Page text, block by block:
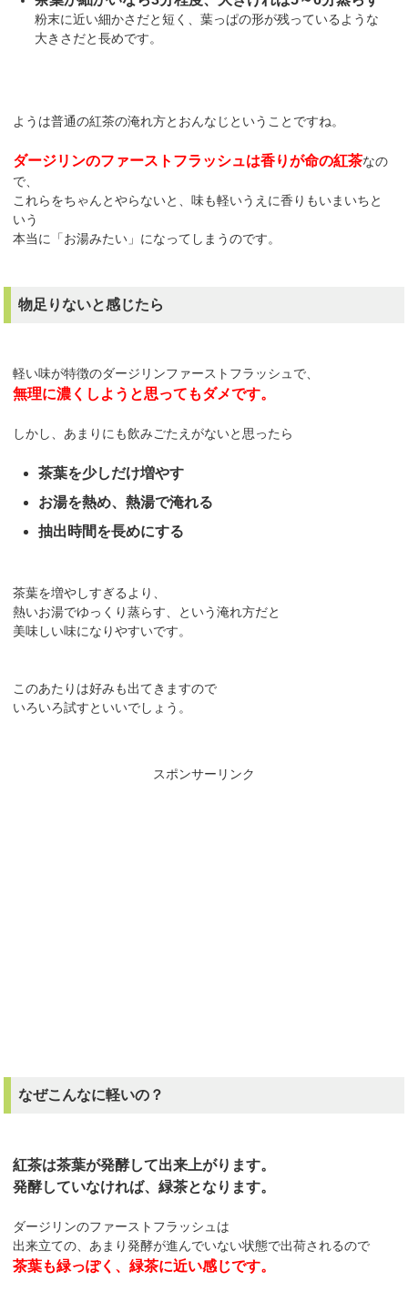
粉末に近い細かさだと短く、葉っぱの形が残っているような
大きさだと長めです。
ようは普通の紅茶の淹れ方とおんなじということですね。
ダージリンのファーストフラッシュは香りが命の紅茶なの
で、
これらをちゃんとやらないと、味も軽いうえに香りもいまいちと
いう
本当に「お湯みたい」になってしまうのです。
物足りないと感じたら
軽い味が特徴のダージリンファーストフラッシュで、
無理に濃くしようと思ってもダメです。
しかし、あまりにも飲みごたえがないと思ったら
茶葉を少しだけ増やす
お湯を熱め、熱湯で淹れる
抽出時間を長めにする
茶葉を増やしすぎるより、
熱いお湯でゆっくり蒸らす、という淹れ方だと
美味しい味になりやすいです。
このあたりは好みも出てきますので
いろいろ試すといいでしょう。
スポンサーリンク
なぜこんなに軽いの？
紅茶は茶葉が発酵して出来上がります。
発酵していなければ、緑茶となります。
ダージリンのファーストフラッシュは
出来立ての、あまり発酵が進んでいない状態で出荷されるので
茶葉も緑っぽく、緑茶に近い感じです。